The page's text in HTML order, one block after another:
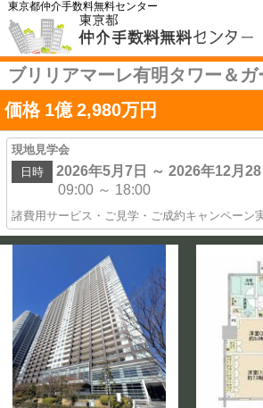
東京都仲介手数料無料センター
ブリリアマーレ有明タワー＆ガ
価格 1億 2,980万円
現地見学会
日時
2026年5月7日 ～ 2026年12月28
09:00 ～ 18:00
諸費用サービス・ご見学・ご成約キャンペーン